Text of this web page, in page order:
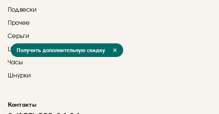
Подвески
Прочее
Серьги
Цепи
Часы
Шнурки
Контакты
Получить дополнительную скидку